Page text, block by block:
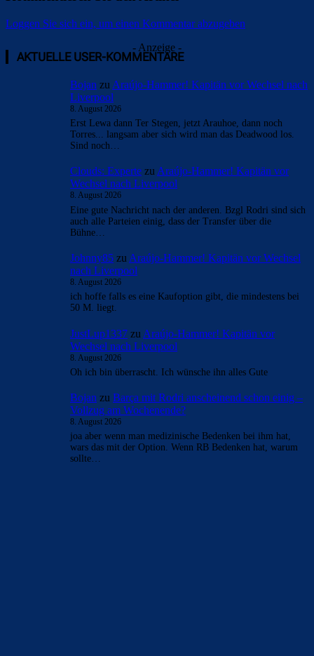
Loggen Sie sich ein, um einen Kommentar abzugeben
AKTUELLE USER-KOMMENTARE
Bojanzu